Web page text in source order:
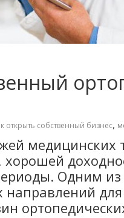
открыть собственный бизнес,
медицинских
Одним